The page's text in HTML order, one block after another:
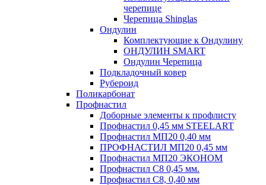
черепице
Черепица Shinglas
Ондулин
Комплектующие к Ондулину
ОНДУЛИН SMART
Ондулин Черепица
Подкладочный ковер
Рубероид
Поликарбонат
Профнастил
Доборные элементы к профлисту
Профнастил 0,45 мм STEELART
Профнастил МП20 0,40 мм
ПРОФНАСТИЛ МП20 0,45 мм
Профнастил МП20 ЭКОНОМ
Профнастил С8 0,45 мм.
Профнастил С8, 0,40 мм